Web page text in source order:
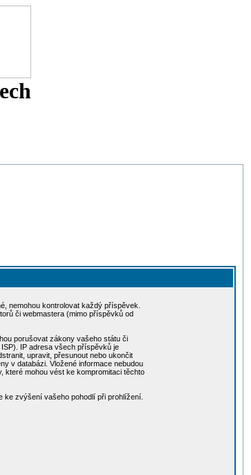
nemohou kontrolovat každý příspěvek.
či webmastera (mimo příspěvků od
porušovat zákony vašeho státu či
IP adresa všech příspěvků je
upravit, přesunout nebo ukončit
v databázi. Vložené informace nebudou
které mohou vést ke kompromitaci těchto
ke zvýšení vašeho pohodlí při prohlížení.